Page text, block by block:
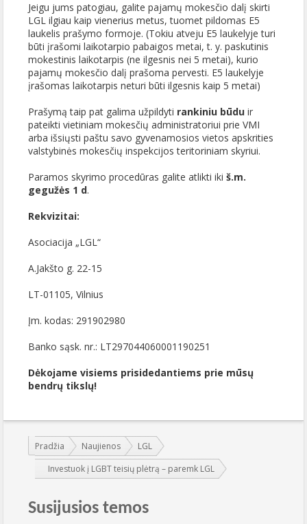
Jeigu jums patogiau, galite pajamų mokesčio dalį skirti
LGL ilgiau kaip vienerius metus, tuomet pildomas E5
laukelis prašymo formoje. (Tokiu atveju E5 laukelyje turi
būti įrašomi laikotarpio pabaigos metai, t. y. paskutinis
mokestinis laikotarpis (ne ilgesnis nei 5 metai), kurio
pajamų mokesčio dalį prašoma pervesti. E5 laukelyje
įrašomas laikotarpis neturi būti ilgesnis kaip 5 metai)
Prašymą taip pat galima užpildyti rankiniu būdu ir
pateikti vietiniam mokesčių administratoriui prie VMI
arba išsiųsti paštu savo gyvenamosios vietos apskrities
valstybinės mokesčių inspekcijos teritoriniam skyriui.
Paramos skyrimo procedūras galite atlikti iki š.m.
gegužės 1 d.
Rekvizitai:
Asociacija „LGL“
A.Jakšto g. 22-15
LT-01105, Vilnius
Įm. kodas: 291902980
Banko sąsk. nr.: LT297044060001190251
Dėkojame visiems prisidedantiems prie mūsų
bendrų tikslų!
Jūs esate čia:
Pradžia Naujienos
LGL
Investuok į LGBT teisių plėtrą – paremk LGL
Susijusios temos